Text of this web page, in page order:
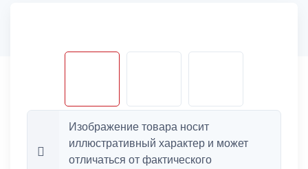
Изображение товара носит
иллюстративный характер и может
отличаться от фактического